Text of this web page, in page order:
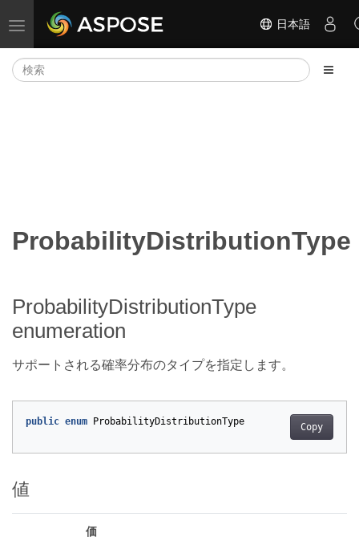
ナビゲーションの切り替え 日本語
ProbabilityDistributionType
ProbabilityDistributionType
enumeration
サポートされる確率分布のタイプを指定します。
Copy
public enum ProbabilityDistributionType
値
価